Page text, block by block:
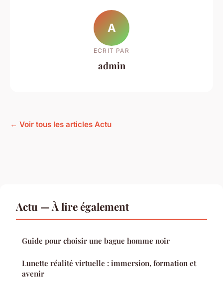
A
ECRIT PAR
admin
← Voir tous les articles Actu
Actu — À lire également
Guide pour choisir une bague homme noir
Lunette réalité virtuelle : immersion, formation et
avenir